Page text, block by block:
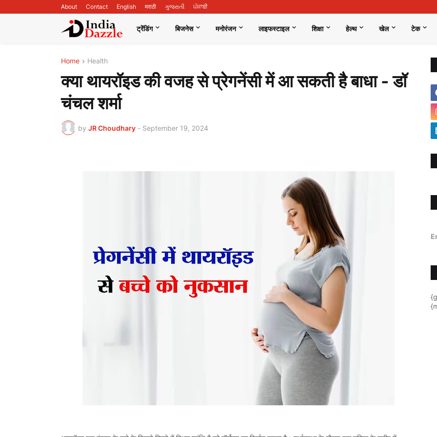
About Contact English मराठी ગુજરાતી ਪੰਜਾਬੀ
ट्रेंडिंग बिजनेस मनोरंजन लाइफस्टाइल शिक्षा हेल्थ खेल टेक
Home Health
क्या थायरॉइड की वजह से प्रेगनेंसी में आ सकती है बाधा - डॉ
चंचल शर्मा
by JR Choudhary - September 19, 2024